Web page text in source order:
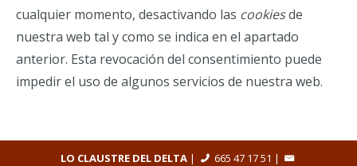
cualquier momento, desactivando las cookiesde
nuestra web tal y como se indica en el apartado
anterior. Esta revocación del consentimiento puede
impedir el uso de algunos servicios de nuestra web.
LO CLAUSTRE DEL DELTA| 665 47 17 51 |